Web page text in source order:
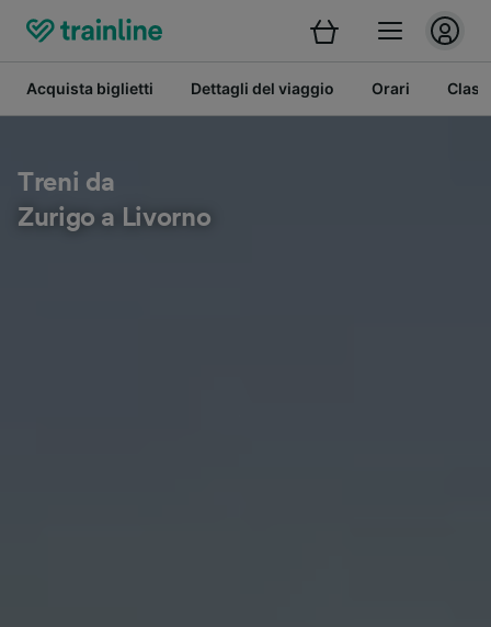
Acquista biglietti Dettagli del viaggio Orari
Treni da
Zurigo a Livorno